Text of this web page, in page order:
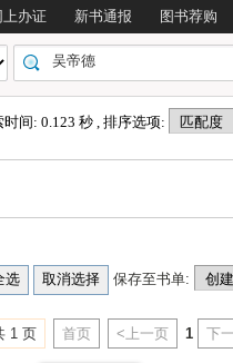
上办证 新书通报 图书荐购
间: 0.123 秒 , 排序选项:
保存至书单:
1 页 首页 <上一页 1 下